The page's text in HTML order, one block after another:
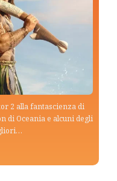
2 alla fantascienza di
di Oceania e alcuni degli